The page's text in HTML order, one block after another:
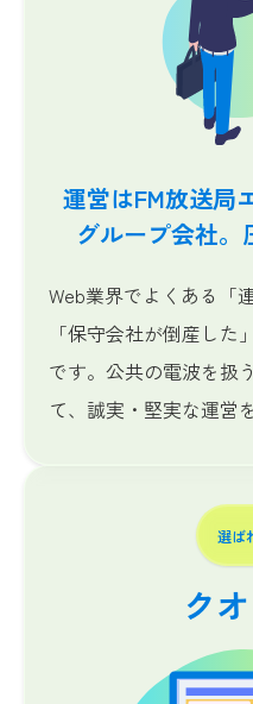
運営はFM放送局
グループ会社。
Web業界でよくある「
「保守会社が倒産し
です。公共の電波を扱
て、誠実・堅実な運営
選ば
ク